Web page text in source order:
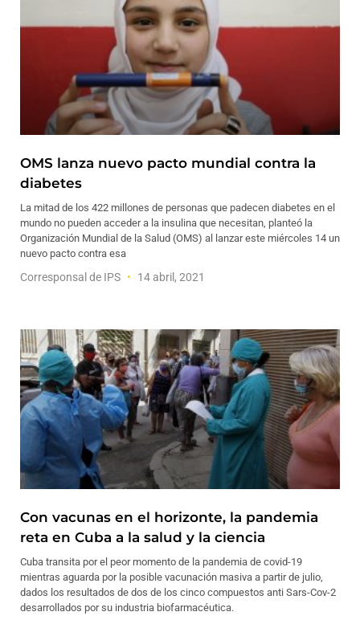
OMS lanza nuevo pacto mundial contra la
diabetes
La mitad de los 422 millones de personas que padecen diabetes en el
mundo no pueden acceder a la insulina que necesitan, planteó la
Organización Mundial de la Salud (OMS) al lanzar este miércoles 14 un
nuevo pacto contra esa
Corresponsal de IPS 14 abril, 2021
Con vacunas en el horizonte, la pandemia
reta en Cuba a la salud y la ciencia
Cuba transita por el peor momento de la pandemia de covid-19
mientras aguarda por la posible vacunación masiva a partir de julio,
dados los resultados de dos de los cinco compuestos anti Sars-Cov-2
desarrollados por su industria biofarmacéutica.